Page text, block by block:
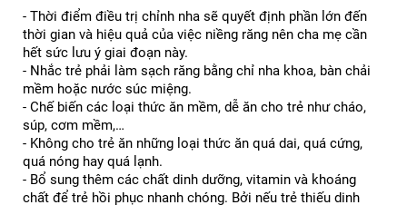
- Thời điểm điều trị chỉnh nha sẽ quyết định phần lớn đến
thời gian và hiệu quả của việc niềng răng nên cha mẹ cần
hết sức lưu ý giai đoạn này.
- Nhắc trẻ phải làm sạch răng bằng chỉ nha khoa, bàn chải
mềm hoặc nước súc miệng.
- Chế biến các loại thức ăn mềm, dễ ăn cho trẻ như cháo,
súp, cơm mềm,…
- Không cho trẻ ăn những loại thức ăn quá dai, quá cứng,
quá nóng hay quá lạnh.
- Bổ sung thêm các chất dinh dưỡng, vitamin và khoáng
chất để trẻ hồi phục nhanh chóng. Bởi nếu trẻ thiếu dinh